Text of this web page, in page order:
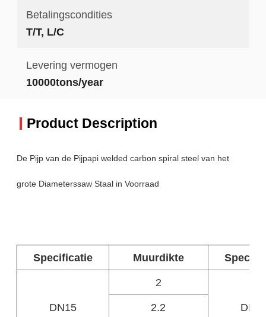
Betalingscondities
T/T, L/C
Levering vermogen
10000tons/year
Product Description
De Pijp van de Pijpapi welded carbon spiral steel van het
grote Diameterssaw Staal in Voorraad
Specificatie Muurdikte
DN15
2
2.2